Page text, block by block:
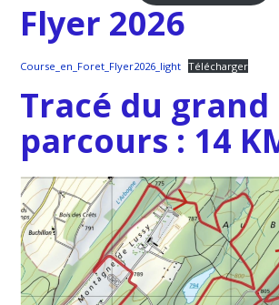
Flyer 2026
Course_en_Foret_Flyer2026_light Télécharger
Tracé du grand
parcours : 14